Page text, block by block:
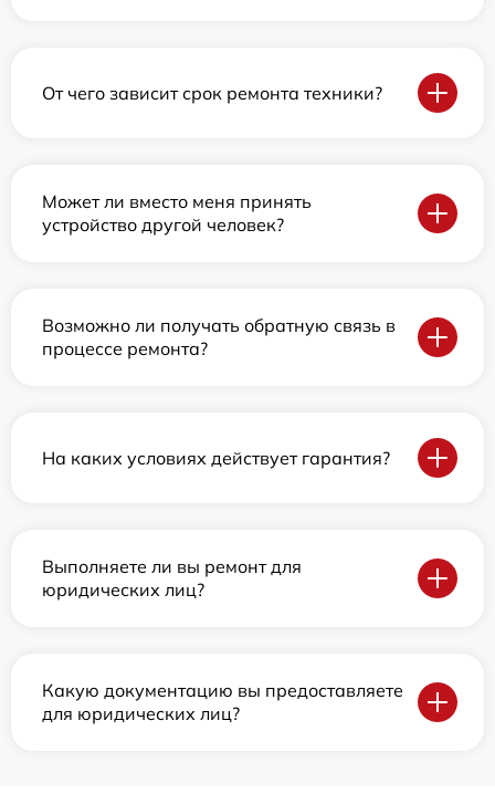
От чего зависит срок ремонта техники?
Может ли вместо меня принять
устройство другой человек?
Возможно ли получать обратную связь в
процессе ремонта?
На каких условиях действует гарантия?
Выполняете ли вы ремонт для
юридических лиц?
Какую документацию вы предоставляете
для юридических лиц?